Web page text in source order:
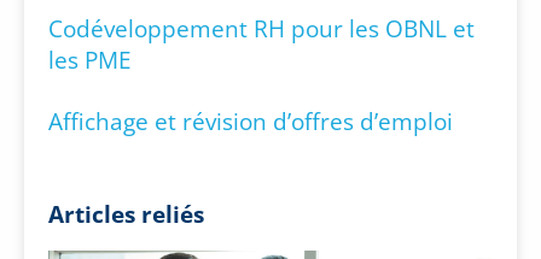
Codéveloppement RH pour les OBNL et
les PME
Affichage et révision d’offres d’emploi
Articles reliés